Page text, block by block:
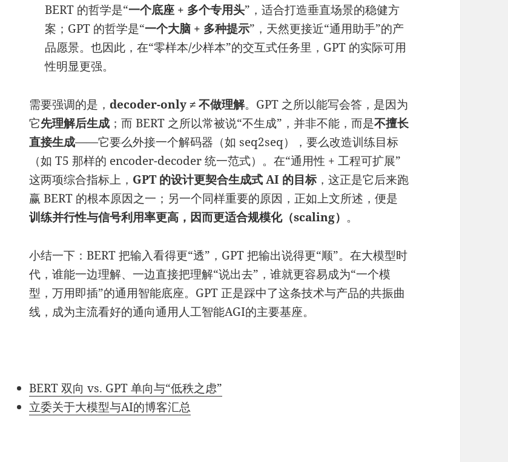
BERT 的哲学是“一个底座 + 多个专用头”，适合打造垂直场景的稳健方
案；GPT 的哲学是“一个大脑 + 多种提示”，天然更接近“通用助手”的产
品愿景。也因此，在“零样本/少样本”的交互式任务里，GPT 的实际可用
性明显更强。
需要强调的是， decoder-only ≠ 不做理解。GPT 之所以能写会答，是因为
它先理解后生成 ；而 BERT 之所以常被说“不生成”，并非不能，而是不擅长
直接生成——它要么外接一个解码器（如 seq2seq），要么改造训练目标
（如 T5 那样的 encoder-decoder 统一范式）。在“通用性 + 工程可扩展”
这两项综合指标上， GPT 的设计更契合生成式 AI 的目标，这正是它后来跑
赢 BERT 的根本原因之一；另一个同样重要的原因，正如上文所述，便是
训练并行性与信号利用率更高，因而更适合规模化（scaling） 。
小结一下：BERT 把输入看得更“透”，GPT 把输出说得更“顺”。在大模型时
代，谁能一边理解、一边直接把理解“说出去”，谁就更容易成为“一个模
型，万用即插”的通用智能底座。GPT 正是踩中了这条技术与产品的共振曲
线，成为主流看好的通向通用人工智能AGI的主要基座。
BERT 双向 vs. GPT 单向与“低秩之虑”
立委关于大模型与AI的博客汇总